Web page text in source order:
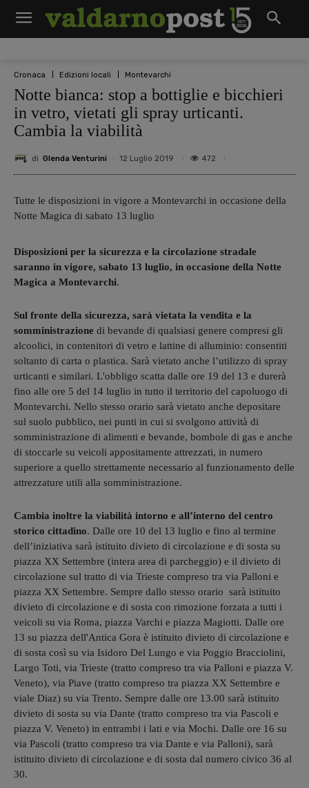
Cronaca Edizioni locali Montevarchi
Notte bianca: stop a bottiglie e bicchieri
in vetro, vietati gli spray urticanti.
Cambia la viabilità
di Glenda Venturini 12 Luglio 2019 472
Tutte le disposizioni in vigore a Montevarchi in occasione della
Notte Magica di sabato 13 luglio
Disposizioni per la sicurezza e la circolazione stradale
saranno in vigore, sabato 13 luglio, in occasione della Notte
Magica a Montevarchi.
Sul fronte della sicurezza, sarà vietata la vendita e la
somministrazione di bevande di qualsiasi genere compresi gli
alcoolici, in contenitori di vetro e lattine di alluminio: consentiti
soltanto di carta o plastica. Sarà vietato anche l’utilizzo di spray
urticanti e similari. L'obbligo scatta dalle ore 19 del 13 e durerà
fino alle ore 5 del 14 luglio in tutto il territorio del capoluogo di
Montevarchi. Nello stesso orario sarà vietato anche depositare
sul suolo pubblico, nei punti in cui si svolgono attività di
somministrazione di alimenti e bevande, bombole di gas e anche
di stoccarle su veicoli appositamente attrezzati, in numero
superiore a quello strettamente necessario al funzionamento delle
attrezzature utili alla somministrazione.
Cambia inoltre la viabilità intorno e all’interno del centro
storico cittadino. Dalle ore 10 del 13 luglio e fino al termine
dell’iniziativa sarà istituito divieto di circolazione e di sosta su
piazza XX Settembre (intera area di parcheggio) e il divieto di
circolazione sul tratto di via Trieste compreso tra via Palloni e
piazza XX Settembre. Sempre dallo stesso orario sarà istituito
divieto di circolazione e di sosta con rimozione forzata a tutti i
veicoli su via Roma, piazza Varchi e piazza Magiotti. Dalle ore
13 su piazza dell'Antica Gora è istituito divieto di circolazione e
di sosta così su via Isidoro Del Lungo e via Poggio Bracciolini,
Largo Toti, via Trieste (tratto compreso tra via Palloni e piazza V.
Veneto), via Piave (tratto compreso tra piazza XX Settembre e
viale Diaz) su via Trento. Sempre dalle ore 13.00 sarà istituito
divieto di sosta su via Dante (tratto compreso tra via Pascoli e
piazza V. Veneto) in entrambi i lati e via Mochi. Dalle ore 16 su
via Pascoli (tratto compreso tra via Dante e via Palloni), sarà
istituito divieto di circolazione e di sosta dal numero civico 36 al
30.